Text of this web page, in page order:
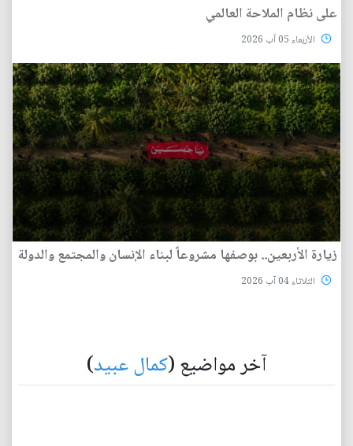
على نظام الملاحة العالمي
الأربعاء 05 آب 2026
زيارة الأربعين.. بوصفها مشروعاً لبناء الإنسان والمجتمع والدولة
الثلاثاء 04 آب 2026
آخر مواضيع (كمال عبيد)